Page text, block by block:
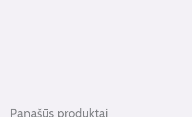
Panašūs produktai